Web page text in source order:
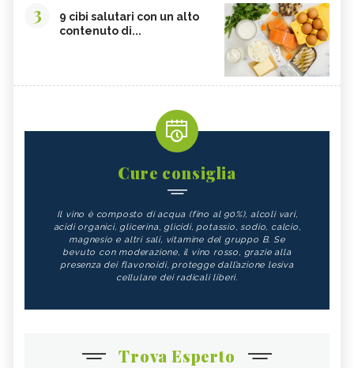
3
9 cibi salutari con un alto
contenuto di...
Cure consiglia
Il vino è composto di acqua (fino al 90%), alcoli vari,
acidi organici, glicerina, glicidi, potassio, sodio, calcio,
magnesio e altri sali, vitamine del gruppo B. Se
bevuto con moderazione, il vino rosso, grazie alla
presenza dei flavonoidi, protegge dall’azione lesiva
cellulare dei radicali liberi.
Trova Esperto